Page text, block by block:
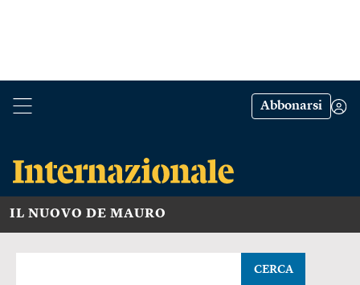
Abbonarsi
IL NUOVO DE MAURO
CERCA